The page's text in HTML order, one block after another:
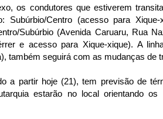
os condutores que estiverem
Subúrbio/Centro (acesso para
Subúrbio (Avenida Caruaru, Rua
e acesso para Xique-xique). A
também seguirá com as mudanças de
a partir hoje (21), tem previsão de
estarão no local orientando os